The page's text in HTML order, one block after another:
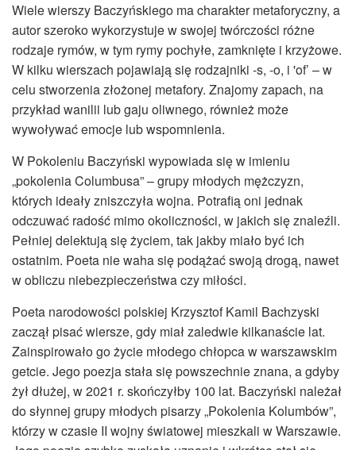
Wiele wierszy Baczyńskiego ma charakter metaforyczny, a
autor szeroko wykorzystuje w swojej twórczości różne
rodzaje rymów, w tym rymy pochyłe, zamknięte i krzyżowe.
W kilku wierszach pojawiają się rodzajniki -s, -o, i 'of’ – w
celu stworzenia złożonej metafory. Znajomy zapach, na
przykład wanilii lub gaju oliwnego, również może
wywoływać emocje lub wspomnienia.
W Pokoleniu Baczyński wypowiada się w imieniu
„pokolenia Columbusa” – grupy młodych mężczyzn,
których ideały zniszczyła wojna. Potrafią oni jednak
odczuwać radość mimo okoliczności, w jakich się znaleźli.
Pełniej delektują się życiem, tak jakby miało być ich
ostatnim. Poeta nie waha się podążać swoją drogą, nawet
w obliczu niebezpieczeństwa czy miłości.
Poeta narodowości polskiej Krzysztof Kamil Bachzyski
zaczął pisać wiersze, gdy miał zaledwie kilkanaście lat.
Zainspirowało go życie młodego chłopca w warszawskim
getcie. Jego poezja stała się powszechnie znana, a gdyby
żył dłużej, w 2021 r. skończyłby 100 lat. Baczyński należał
do słynnej grupy młodych pisarzy „Pokolenia Kolumbów”,
którzy w czasie II wojny światowej mieszkali w Warszawie.